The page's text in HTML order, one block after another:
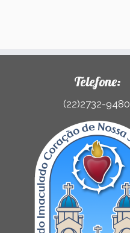
Telefone:
(22)2732-9480